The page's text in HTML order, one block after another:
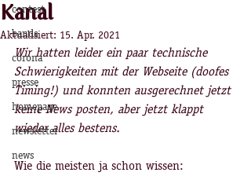
contest
bands
corona
presse
homepage
newsletter
news
Kanal
Aktualisiert: 15. Apr. 2021
Wir hatten leider ein paar technische
Schwierigkeiten mit der Webseite (doofes
Timing!) und konnten ausgerechnet jetzt
keine News posten, aber jetzt klappt
wieder alles bestens.
Wie die meisten ja schon wissen: